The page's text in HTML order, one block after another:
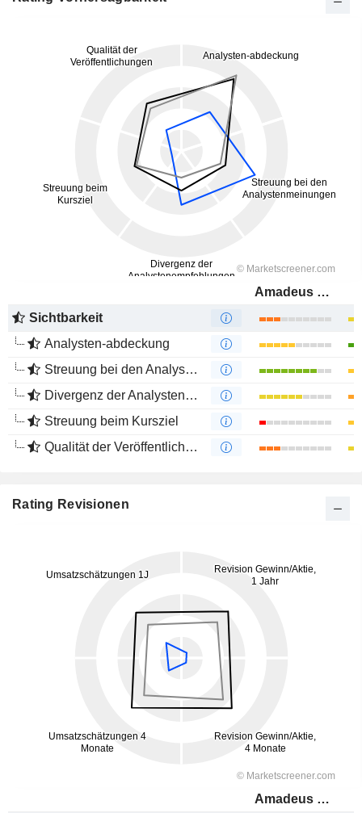
Amadeus FiRe AG
Sichtbarkeit
Analysten-abdeckung
Streuung bei den Analystenmeinungen
Divergenz der Analystenempfehlungen
Streuung beim Kursziel
Qualität der Veröffentlichungen
Rating Revisionen
Amadeus FiRe AG